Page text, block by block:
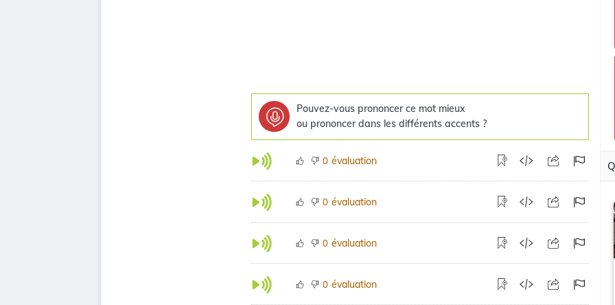
Pouvez-vous prononcer ce mot mieux
ou prononcer dans les différents accents ?
0 évaluation
0 évaluation
0 évaluation
0 évaluation